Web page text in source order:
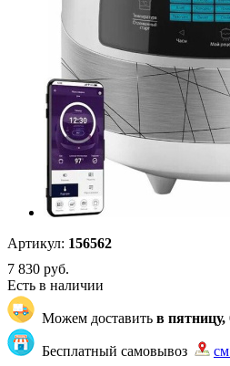
Артикул: 156562
7 830 руб.
Есть в наличии
Можем доставить в пятницу,
Бесплатный самовывоз